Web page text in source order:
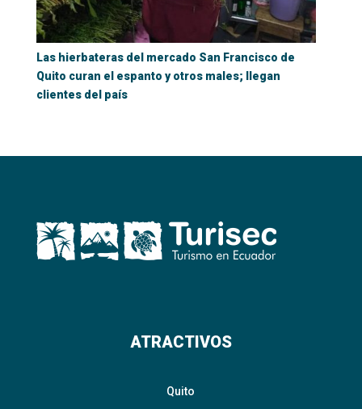
Las hierbateras del mercado San Francisco de
Quito curan el espanto y otros males; llegan
clientes del país
ATRACTIVOS
Quito